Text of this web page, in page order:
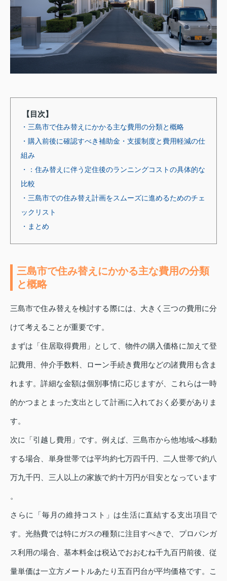
【目次】
・三島市で住み替えにかかる主な費用の分類と概略
・購入前後に確認すべき補助金・支援制度と費用軽減の仕
組み
・：住み替えに伴う定住後のランニングコストの具体的な
比較
・三島市での住み替え計画をスムーズに進めるためのチェ
ックリスト
・まとめ
三島市で住み替えにかかる主な費用の分類
と概略
三島市で住み替えを検討する際には、大きく三つの費用に分
けて考えることが重要です。
まずは「住居取得費用」として、物件の購入価格に加えて登
記費用、仲介手数料、ローン手続き費用などの諸費用も含ま
れます。詳細な金額は個別事情に応じますが、これらは一時
的かつまとまった支出として計画に入れておく必要がありま
す。
次に「引越し費用」です。例えば、三島市から他地域へ移動
する場合、単身世帯では平均約七万四千円、二人世帯で約八
万九千円、三人以上の家族で約十万円が目安となっています
。
さらに「毎月の維持コスト」は生活に直結する支出項目で
す。光熱費では特にガスの種類に注目すべきで、プロパンガ
ス利用の場合、基本料金は税込でおおむね千九百円前後、従
量単価は一立方メートルあたり五百円台が平均価格です。こ